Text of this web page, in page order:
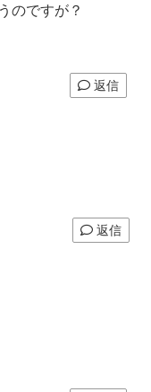
のですが？
返信
返信